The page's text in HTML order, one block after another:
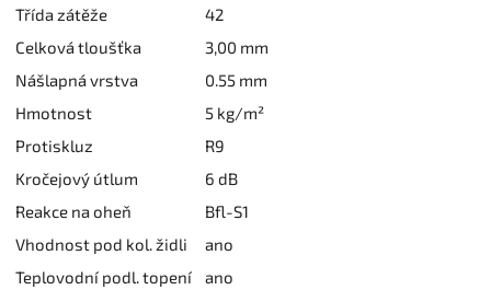
Třída zátěže
42
Celková tloušťka
3,00 mm
Nášlapná vrstva
0.55 mm
Hmotnost
5 kg/m²
Protiskluz
R9
Kročejový útlum
6 dB
Reakce na oheň
Bfl-S1
Vhodnost pod kol. židli
ano
Teplovodní podl. topení
ano